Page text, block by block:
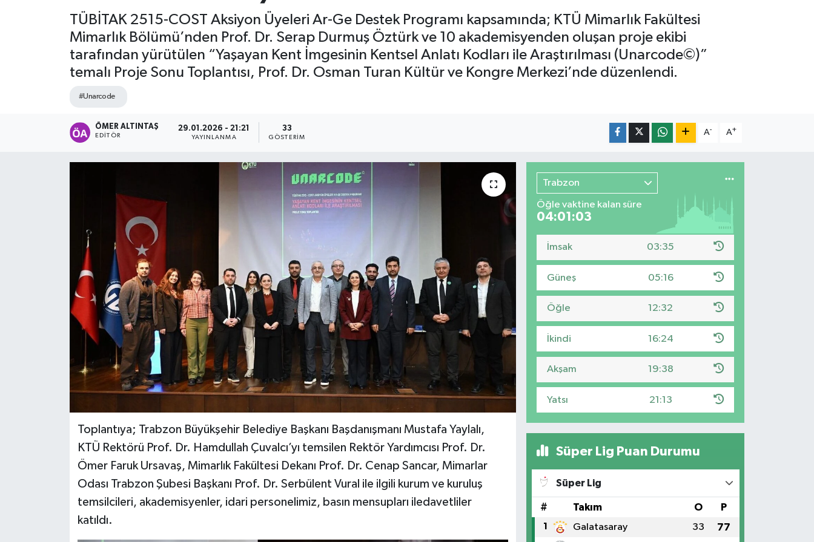
TÜBİTAK 2515-COST Aksiyon Üyeleri Ar-Ge Destek Programı kapsamında; KTÜ Mimarlık Fakültesi
Mimarlık Bölümü’nden Prof. Dr. Serap Durmuş Öztürk ve 10 akademisyenden oluşan proje ekibi
tarafından yürütülen “Yaşayan Kent İmgesinin Kentsel Anlatı Kodları ile Araştırılması (Unarcode©)”
temalı Proje Sonu Toplantısı, Prof. Dr. Osman Turan Kültür ve Kongre Merkezi’nde düzenlendi.
#Unarcode
ÖMER ALTINTAŞ
EDITÖR
29.01.2026 - 21:21
YAYINLANMA
33
GÖSTERIM
A- A+
Toplantıya; Trabzon Büyükşehir Belediye Başkanı Başdanışmanı Mustafa Yaylalı,
KTÜ Rektörü Prof. Dr. Hamdullah Çuvalcı’yı temsilen Rektör Yardımcısı Prof. Dr.
Ömer Faruk Ursavaş, Mimarlık Fakültesi Dekanı Prof. Dr. Cenap Sancar, Mimarlar
Odası Trabzon Şubesi Başkanı Prof. Dr. Serbülent Vural ile ilgili kurum ve kuruluş
temsilcileri, akademisyenler, idari personelimiz, basın mensupları iledavetliler
katıldı.
Trabzon
Öğle vaktine kalan süre
04:01:02
İmsak 03:35
Güneş 05:16
Öğle 12:32
İkindi 16:24
Akşam 19:38
Yatsı 21:13
Süper Lig Puan Durumu
Süper Lig
# Takım O P
1 Galatasaray 33 77